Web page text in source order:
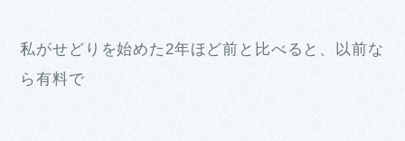
私がせどりを始めた2年ほど前と比べると、以前な
ら有料で